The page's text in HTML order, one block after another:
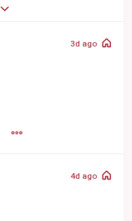
3d ago
4d ago